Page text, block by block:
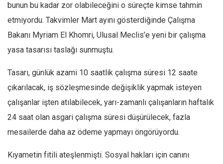
bunun bu kadar zor olabileceğini o süreçte kimse tahmin
etmiyordu. Takvimler Mart ayını gösterdiğinde Çalışma
Bakanı Myriam El Khomri, Ulusal Meclis’e yeni bir çalışma
yasa tasarısı taslağı sunmuştu.
Tasarı, günlük azami 10 saatlik çalışma süresi 12 saate
çıkarılacak, iş sözleşmesinde değişiklik yapmak isteyen
çalışanlar işten atılabilecek, yarı-zamanlı çalışanların haftalık
24 saat olan asgari çalışma süresi düşürülecek, fazla
mesailerde daha az ödeme yapmayı öngörüyordu.
Kıyametin fitili ateşlenmişti. Sosyal hakları için canını